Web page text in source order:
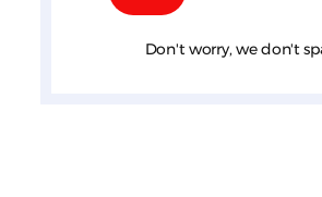
Don't worry, we don't